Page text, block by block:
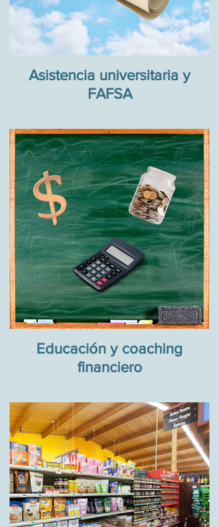
Asistencia universitaria y
FAFSA
Educación y coaching
financiero